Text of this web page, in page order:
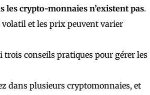
les crypto-monnaies n’existent pas.
et les prix peuvent varier
conseils pratiques pour gérer les
dans plusieurs cryptomonnaies, et